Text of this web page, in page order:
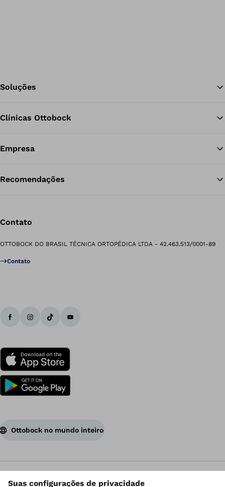
Soluções
Clínicas Ottobock
Empresa
Recomendações
Contato
OTTOBOCK DO BRASIL TÉCNICA ORTOPÉDICA LTDA - 42.463.513/0001-89
Contato
Ottobock no mundo inteiro